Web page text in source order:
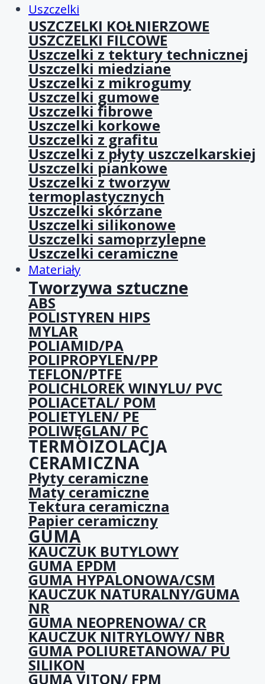
Uszczelki
USZCZELKI KOŁNIERZOWE
USZCZELKI FILCOWE
Uszczelki z tektury technicznej
Uszczelki miedziane
Uszczelki z mikrogumy
Uszczelki gumowe
Uszczelki fibrowe
Uszczelki korkowe
Uszczelki z grafitu
Uszczelki z płyty uszczelkarskiej
Uszczelki piankowe
Uszczelki z tworzyw
termoplastycznych
Uszczelki skórzane
Uszczelki silikonowe
Uszczelki samoprzylepne
Uszczelki ceramiczne
Materiały
Tworzywa sztuczne
ABS
POLISTYREN HIPS
MYLAR
POLIAMID/PA
POLIPROPYLEN/PP
TEFLON/PTFE
POLICHLOREK WINYLU/ PVC
POLIACETAL/ POM
POLIETYLEN/ PE
POLIWĘGLAN/ PC
TERMOIZOLACJA
CERAMICZNA
Płyty ceramiczne
Maty ceramiczne
Tektura ceramiczna
Papier ceramiczny
GUMA
KAUCZUK BUTYLOWY
GUMA EPDM
GUMA HYPALONOWA/CSM
KAUCZUK NATURALNY/GUMA
NR
GUMA NEOPRENOWA/ CR
KAUCZUK NITRYLOWY/ NBR
GUMA POLIURETANOWA/ PU
SILIKON
GUMA VITON/ FPM